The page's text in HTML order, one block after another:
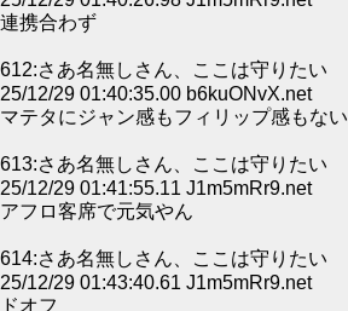
連携合わず
612:さあ名無しさん、ここは守りたい
25/12/29 01:40:35.00 b6kuONvX.net
マテタにジャン感もフィリップ感もない
613:さあ名無しさん、ここは守りたい
25/12/29 01:41:55.11 J1m5mRr9.net
アフロ客席で元気やん
614:さあ名無しさん、ここは守りたい
25/12/29 01:43:40.61 J1m5mRr9.net
ドオフ